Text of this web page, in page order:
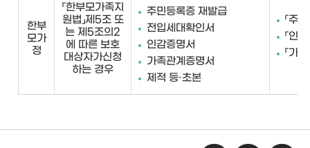
한부
모가
정
「한부모가족지
원법」제5조 또
는 제5조의2
에 따른 보호
대상자가신청
하는 경우
주민등록증 재발급
전입세대확인서
인감증명서
가족관계증명서
제적 등·초본
「주
「인
「가